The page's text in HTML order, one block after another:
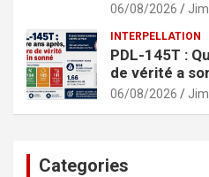
06/08/2026
INTERPELLATION
PDL-145T :
de vérité a
06/08/2026
Categories